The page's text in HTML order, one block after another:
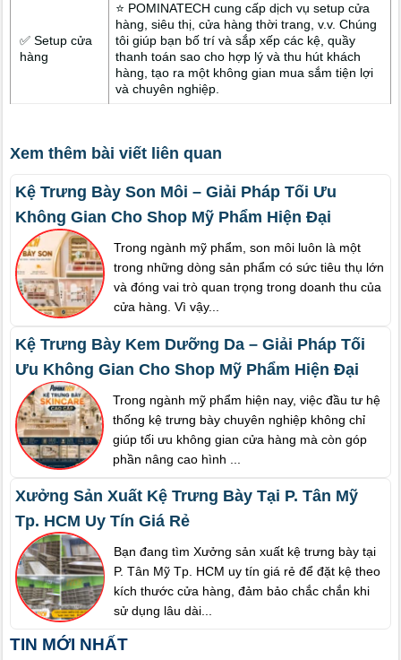
✅ Setup cửa
hàng
⭐ POMINATECH cung cấp dịch vụ setup cửa
hàng, siêu thị, cửa hàng thời trang, v.v. Chúng
tôi giúp bạn bố trí và sắp xếp các kệ, quầy
thanh toán sao cho hợp lý và thu hút khách
hàng, tạo ra một không gian mua sắm tiện lợi
và chuyên nghiệp.
Xem thêm bài viết liên quan
Kệ Trưng Bày Son Môi – Giải Pháp Tối Ưu
Không Gian Cho Shop Mỹ Phẩm Hiện Đại
Trong ngành mỹ phẩm, son môi luôn là một
trong những dòng sản phẩm có sức tiêu thụ lớn
và đóng vai trò quan trọng trong doanh thu của
cửa hàng. Vì vậy...
Kệ Trưng Bày Kem Dưỡng Da – Giải Pháp Tối
Ưu Không Gian Cho Shop Mỹ Phẩm Hiện Đại
Trong ngành mỹ phẩm hiện nay, việc đầu tư hệ
thống kệ trưng bày chuyên nghiệp không chỉ
giúp tối ưu không gian cửa hàng mà còn góp
phần nâng cao hình ...
Xưởng Sản Xuất Kệ Trưng Bày Tại P. Tân Mỹ
Tp. HCM Uy Tín Giá Rẻ
Bạn đang tìm Xưởng sản xuất kệ trưng bày tại
P. Tân Mỹ Tp. HCM uy tín giá rẻ để đặt kệ theo
kích thước cửa hàng, đảm bảo chắc chắn khi
sử dụng lâu dài...
TIN MỚI NHẤT